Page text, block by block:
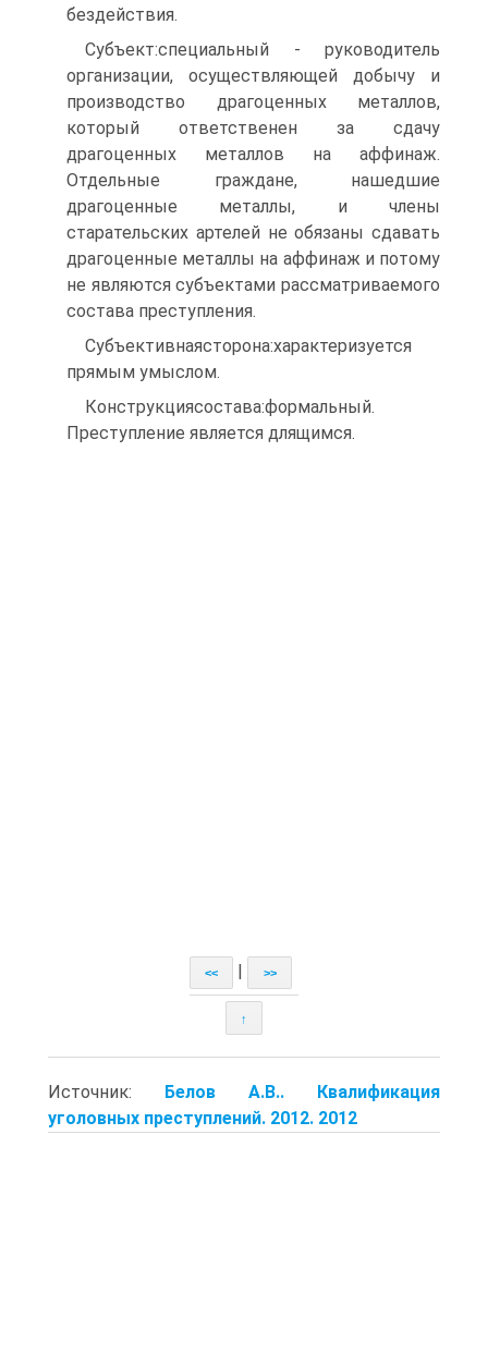
бездействия.
Субъект:специальный - руководитель
организации, осуществляющей добычу и
производство драгоценных металлов,
который ответственен за сдачу
драгоценных металлов на аффинаж.
Отдельные граждане, нашедшие
драгоценные металлы, и члены
старательских артелей не обязаны сдавать
драгоценные металлы на аффинаж и потому
не являются субъектами рассматриваемого
состава преступления.
Субъективнаясторона:характеризуется
прямым умыслом.
Конструкциясостава:формальный.
Преступление является длящимся.
<< >>
↑
Источник: Белов А.В.. Квалификация
уголовных преступлений. 2012. 2012